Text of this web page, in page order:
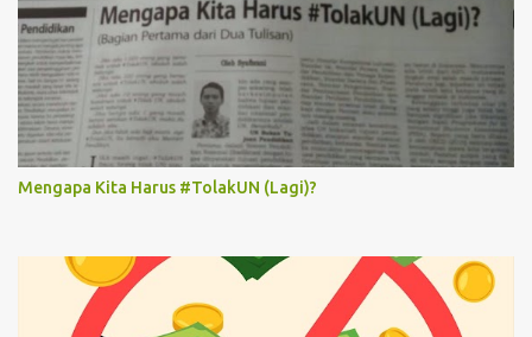
Mengapa Kita Harus #TolakUN (Lagi)?